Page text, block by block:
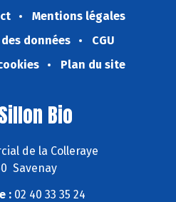
Mentions légales
données
CGU
Plan du site
Bio
de la Colleraye
Savenay
:02 40 33 35 24